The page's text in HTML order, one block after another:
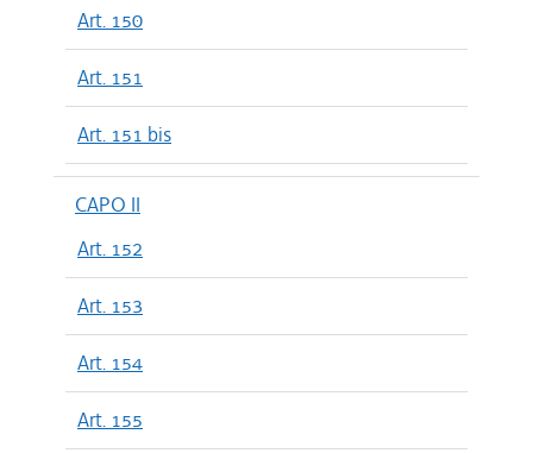
Art. 150
Art. 151
Art. 151 bis
CAPO II
Art. 152
Art. 153
Art. 154
Art. 155